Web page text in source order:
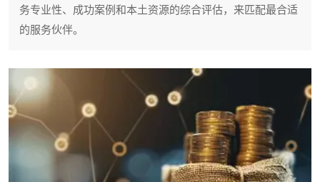
务专业性、成功案例和本土资源的综合评估，来匹配最合适
的服务伙伴。